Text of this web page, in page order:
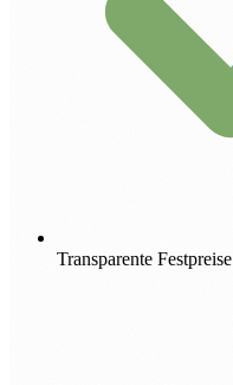
Transparente Festpreise